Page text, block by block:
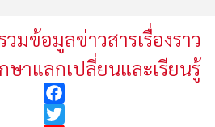
วมข้อมูลข่าวสารเรื่องราว
ษาแลกเปลี่ยนและเรียนรู้
Facebook